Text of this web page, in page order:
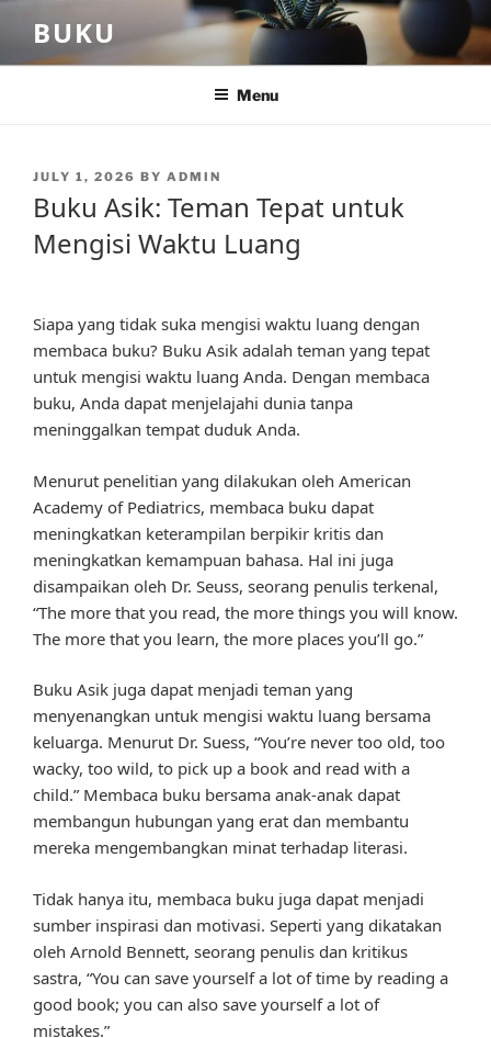
content
BUKU
Menu
POSTED
JULY 1, 2026 BY ADMIN
Buku Asik: Teman Tepat untuk
Mengisi Waktu Luang
Siapa yang tidak suka mengisi waktu luang dengan
membaca buku? Buku Asik adalah teman yang tepat
untuk mengisi waktu luang Anda. Dengan membaca
buku, Anda dapat menjelajahi dunia tanpa
meninggalkan tempat duduk Anda.
Menurut penelitian yang dilakukan oleh American
Academy of Pediatrics, membaca buku dapat
meningkatkan keterampilan berpikir kritis dan
meningkatkan kemampuan bahasa. Hal ini juga
disampaikan oleh Dr. Seuss, seorang penulis terkenal,
“The more that you read, the more things you will know.
The more that you learn, the more places you’ll go.”
Buku Asik juga dapat menjadi teman yang
menyenangkan untuk mengisi waktu luang bersama
keluarga. Menurut Dr. Suess, “You’re never too old, too
wacky, too wild, to pick up a book and read with a
child.” Membaca buku bersama anak-anak dapat
membangun hubungan yang erat dan membantu
mereka mengembangkan minat terhadap literasi.
Tidak hanya itu, membaca buku juga dapat menjadi
sumber inspirasi dan motivasi. Seperti yang dikatakan
oleh Arnold Bennett, seorang penulis dan kritikus
sastra, “You can save yourself a lot of time by reading a
good book; you can also save yourself a lot of
mistakes.”